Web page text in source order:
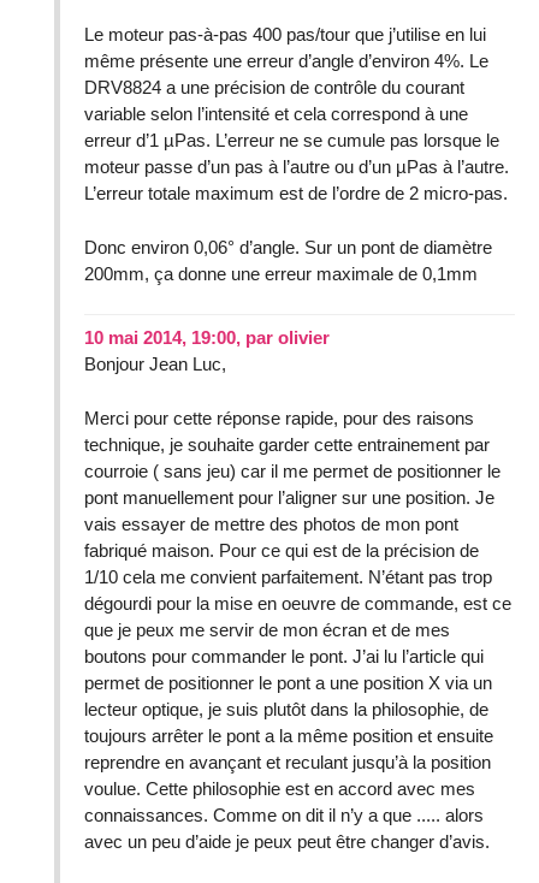
Le moteur pas-à-pas 400 pas/tour que j’utilise en lui
même présente une erreur d’angle d’environ 4%. Le
DRV8824 a une précision de contrôle du courant
variable selon l’intensité et cela correspond à une
erreur d’1 µPas. L’erreur ne se cumule pas lorsque le
moteur passe d’un pas à l’autre ou d’un µPas à l’autre.
L’erreur totale maximum est de l’ordre de 2 micro-pas.
Donc environ 0,06° d’angle. Sur un pont de diamètre
200mm, ça donne une erreur maximale de 0,1mm
10 mai 2014, 19:00, par olivier
Bonjour Jean Luc,
Merci pour cette réponse rapide, pour des raisons
technique, je souhaite garder cette entrainement par
courroie ( sans jeu) car il me permet de positionner le
pont manuellement pour l’aligner sur une position. Je
vais essayer de mettre des photos de mon pont
fabriqué maison. Pour ce qui est de la précision de
1/10 cela me convient parfaitement. N’étant pas trop
dégourdi pour la mise en oeuvre de commande, est ce
que je peux me servir de mon écran et de mes
boutons pour commander le pont. J’ai lu l’article qui
permet de positionner le pont a une position X via un
lecteur optique, je suis plutôt dans la philosophie, de
toujours arrêter le pont a la même position et ensuite
reprendre en avançant et reculant jusqu’à la position
voulue. Cette philosophie est en accord avec mes
connaissances. Comme on dit il n’y a que ..... alors
avec un peu d’aide je peux peut être changer d’avis.